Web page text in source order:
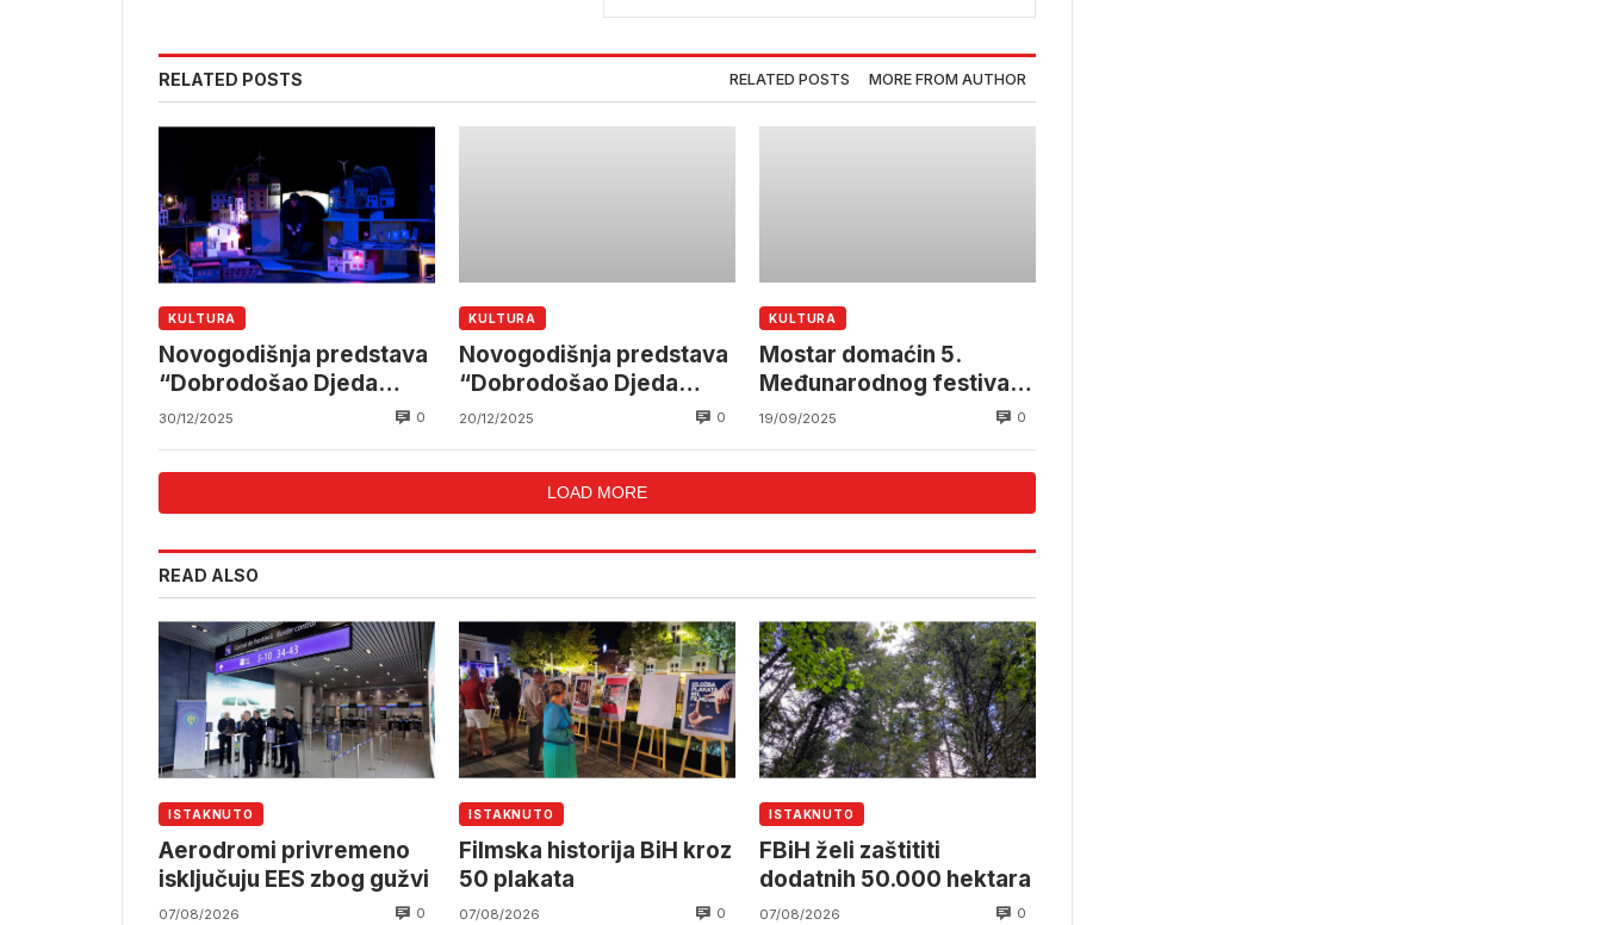
RELATED POSTS RELATED POSTS MORE FROM AUTHOR
KULTURA
Novogodišnja predstava
“Dobrodošao Djeda
Mraze” u Pozorištu
30/12/2025 0
KULTURA
Novogodišnja predstava
“Dobrodošao Djeda
Mraze” u Pozorištu
20/12/2025 0
KULTURA
Mostar domaćin 5.
Međunarodnog festivala
lutkarske umjetnosti –
19/09/2025 0
LOAD MORE
READ ALSO
ISTAKNUTO
Aerodromi privremeno
isključuju EES zbog gužvi
07/08/2026 0
ISTAKNUTO
Filmska historija BiH kroz
50 plakata
07/08/2026 0
ISTAKNUTO
FBiH želi zaštititi
dodatnih 50.000 hektara
07/08/2026 0